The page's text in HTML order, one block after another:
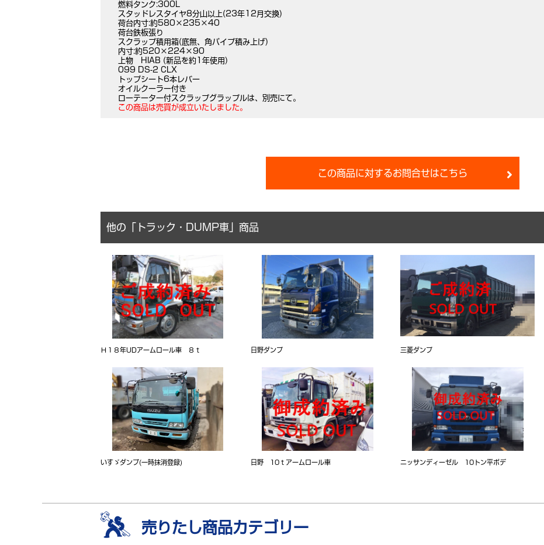
燃料タンク:300L
スタッドレスタイヤ8分山以上(23年12月交換)
荷台内寸:約580×235×40
荷台鉄板張り
スクラップ積用箱(底無、角パイプ積み上げ)
内寸:約520×224×90
上物 HIAB (新品を約1年使用)
099 DS-2 CLX
トップシート6本レバー
オイルクーラー付き
ローテーター付スクラップグラップルは、別売にて。
この商品は売買が成立いたしました。
この商品に対するお問合せはこちら
他の「トラック・DUMP車」商品
Ｈ１８年UDアームロール車 ８ｔ 日野ダンプ 三菱ダンプ
いすゞダンプ(一時抹消登録) 日野 10ｔアームロール車 ニッサンディーゼル 10トン平ボデ
売りたし商品カテゴリー